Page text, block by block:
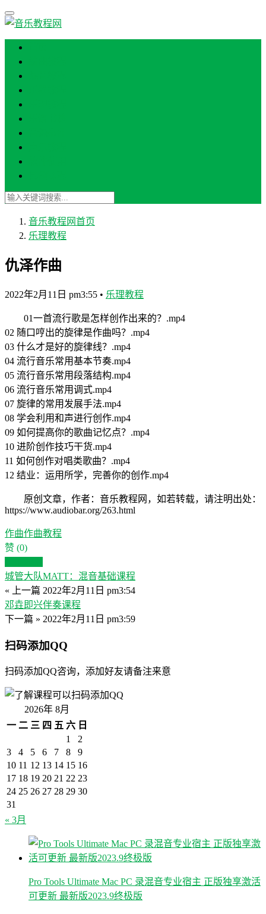
音乐教程网首页
乐理教程
仇泽作曲
2022年2月11日 pm3:55 • 乐理教程
01一首流行歌是怎样创作出来的？.mp4
02 随口哼出的旋律是作曲吗？.mp4
03 什么才是好的旋律线？.mp4
04 流行音乐常用基本节奏.mp4
05 流行音乐常用段落结构.mp4
06 流行音乐常用调式.mp4
07 旋律的常用发展手法.mp4
08 学会利用和声进行创作.mp4
09 如何提高你的歌曲记忆点？.mp4
10 进阶创作技巧干货.mp4
11 如何创作对唱类歌曲？.mp4
12 结业：运用所学，完善你的创作.mp4
原创文章，作者：音乐教程网，如若转载，请注明出处：
https://www.audiobar.org/263.html
作曲作曲教程
赞 (0)
城管大队MATT：混音基础课程
« 上一篇 2022年2月11日 pm3:54
邓垚即兴伴奏课程
下一篇 » 2022年2月11日 pm3:59
扫码添加QQ
扫码添加QQ咨询，添加好友请备注来意
2026年 8月
一 二 三 四 五 六 日
1
2
3
4 5 6 7 8
9
10 11 12 13 14 15 16
17 18 19 20 21 22 23
24 25 26 27 28 29 30
31
« 3月
Pro Tools Ultimate Mac PC 录混音专业宿主 正版独享激活
可更新 最新版2023.9终极版